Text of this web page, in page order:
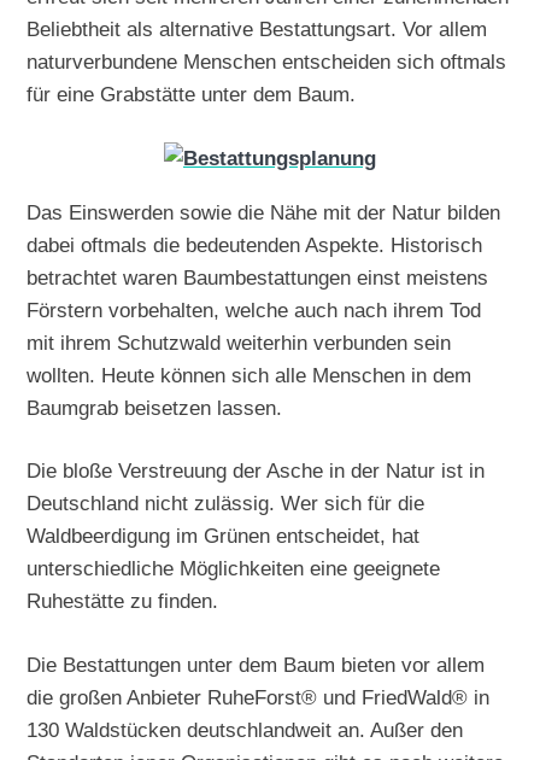
Beliebtheit als alternative Bestattungsart. Vor allem
naturverbundene Menschen entscheiden sich oftmals
für eine Grabstätte unter dem Baum.
Das Einswerden sowie die Nähe mit der Natur bilden
dabei oftmals die bedeutenden Aspekte. Historisch
betrachtet waren Baumbestattungen einst meistens
Förstern vorbehalten, welche auch nach ihrem Tod
mit ihrem Schutzwald weiterhin verbunden sein
wollten. Heute können sich alle Menschen in dem
Baumgrab beisetzen lassen.
Die bloße Verstreuung der Asche in der Natur ist in
Deutschland nicht zulässig. Wer sich für die
Waldbeerdigung im Grünen entscheidet, hat
unterschiedliche Möglichkeiten eine geeignete
Ruhestätte zu finden.
Die Bestattungen unter dem Baum bieten vor allem
die großen Anbieter RuheForst® und FriedWald® in
130 Waldstücken deutschlandweit an. Außer den